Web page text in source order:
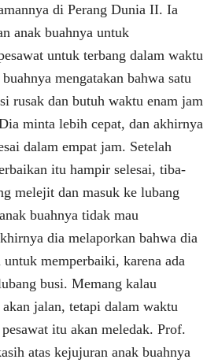
di Perang Dunia II. Ia
anak buahnya untuk
untuk terbang dalam waktu
mengatakan bahwa satu
rusak dan butuh waktu enam jam
minta lebih cepat, dan akhirnya
dalam empat jam. Setelah
itu hampir selesai, tiba-
melejit dan masuk ke lubang
buahnya tidak mau
dia melaporkan bahwa dia
memperbaiki, karena ada
busi. Memang kalau
jalan, tetapi dalam waktu
itu akan meledak. Prof.
atas kejujuran anak buahnya